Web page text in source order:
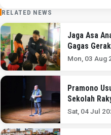
RELATED NEWS
Jaga Asa
Gagas
Mon, 03 Aug
Pramono
Sekolah
Putus
Sat, 04 Jul